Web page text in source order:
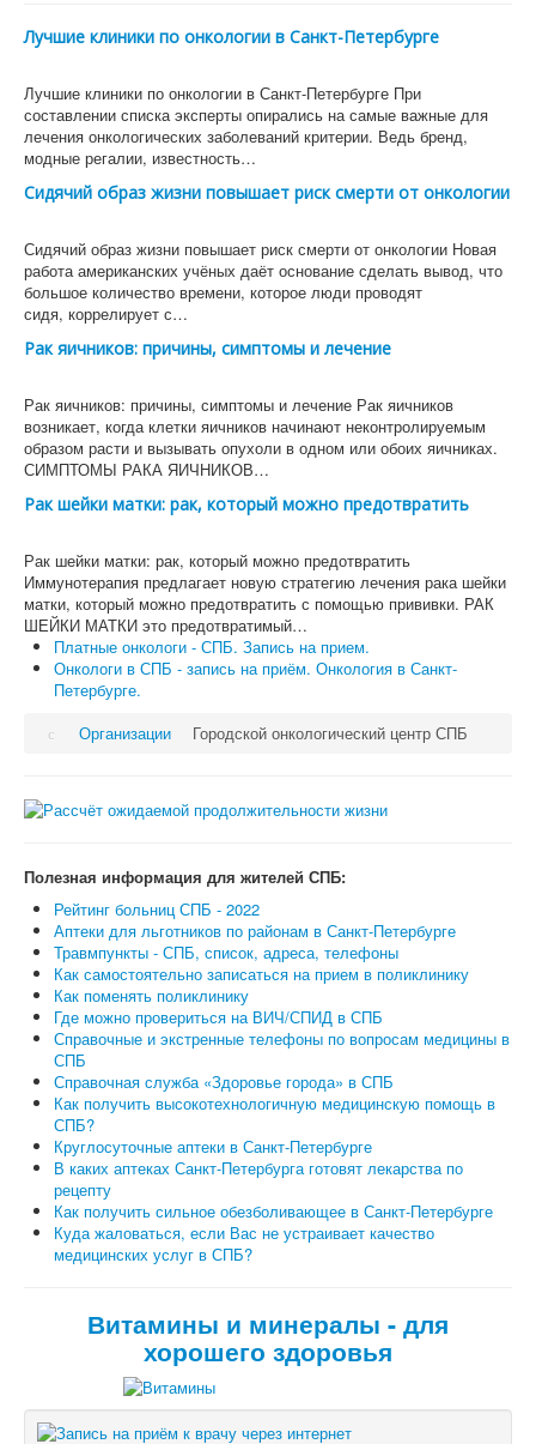
Лучшие клиники по онкологии в Санкт-Петербурге
Лучшие клиники по онкологии в Санкт-Петербурге При
составлении списка эксперты опирались на самые важные для
лечения онкологических заболеваний критерии. Ведь бренд,
модные регалии, известность…
Сидячий образ жизни повышает риск смерти от онкологии
Сидячий образ жизни повышает риск смерти от онкологии Новая
работа американских учёных даёт основание сделать вывод, что
большое количество времени, которое люди проводят
сидя, коррелирует с…
Рак яичников: причины, симптомы и лечение
Рак яичников: причины, симптомы и лечение Рак яичников
возникает, когда клетки яичников начинают неконтролируемым
образом расти и вызывать опухоли в одном или обоих яичниках.
СИМПТОМЫ РАКА ЯИЧНИКОВ…
Рак шейки матки: рак, который можно предотвратить
Рак шейки матки: рак, который можно предотвратить
Иммунотерапия предлагает новую стратегию лечения рака шейки
матки, который можно предотвратить с помощью прививки. РАК
ШЕЙКИ МАТКИ это предотвратимый…
Платные онкологи - СПБ. Запись на прием.
Онкологи в СПБ - запись на приём. Онкология в Санкт-
Петербурге.
Организации
Городской онкологический центр СПБ
Полезная информация для жителей СПБ:
Рейтинг больниц СПБ - 2022
Аптеки для льготников по районам в Санкт-Петербурге
Травмпункты - СПБ, список, адреса, телефоны
Как самостоятельно записаться на прием в поликлинику
Как поменять поликлинику
Где можно провериться на ВИЧ/СПИД в СПБ
Справочные и экстренные телефоны по вопросам медицины в
СПБ
Справочная служба «Здоровье города» в СПБ
Как получить высокотехнологичную медицинскую помощь в
СПБ?
Круглосуточные аптеки в Санкт-Петербурге
В каких аптеках Санкт-Петербурга готовят лекарства по
рецепту
Как получить сильное обезболивающее в Санкт-Петербурге
Куда жаловаться, если Вас не устраивает качество
медицинских услуг в СПБ?
Витамины и минералы - для
хорошего здоровья